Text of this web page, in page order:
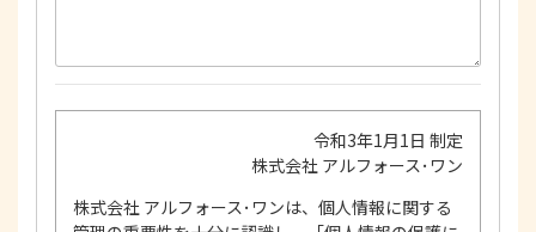
令和3年1月1日 制定
株式会社 アルフォース･ワン
株式会社 アルフォース･ワンは、個人情報に関する